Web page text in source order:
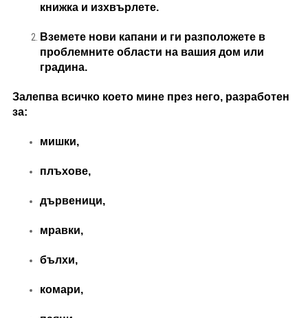
книжка и изхвърлете.
Вземете нови капани и ги разположете в
проблемните области на вашия дом или
градина.
Залепва всичко което мине през него, разработен
за:
мишки,
плъхове,
дървеници,
мравки,
бълхи,
комари,